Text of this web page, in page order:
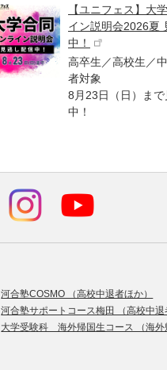
【ユニフェス】大
イン説明会2026夏
中！
高卒生／高校生／
者対象
8月23日（日）ま
中！
河合塾COSMO （高校中退者ほか）
河合塾サポートコース梅田 （高校中退
大学受験科 海外帰国生コース （海外